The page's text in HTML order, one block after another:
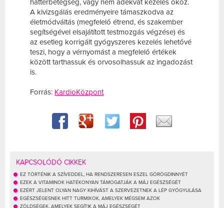
háttérbetegség, vagy nem adekvát kezelés okoz.
A kivizsgálás eredményeire támaszkodva az
életmódváltás (megfelelő étrend, és szakember
segítségével elsajátított testmozgás végzése) és
az esetleg korrigált gyógyszeres kezelés lehetővé
teszi, hogy a vérnyomást a megfelelő értékek
között tarthassuk és orvosolhassuk az ingadozást
is.
Forrás: KardioKözpont
KAPCSOLÓDÓ CIKKEK
EZ TÖRTÉNIK A SZÍVEDDEL, HA RENDSZERESEN ESZEL GÖRÖGDINNYÉT
EZEK A VITAMINOK HATÉKONYAN TÁMOGATJÁK A MÁJ EGÉSZSÉGÉT
EZÉRT JELENT OLYAN NAGY KIHÍVÁST A SZERVEZETNEK A LÉP GYÓGYULÁSA
EGÉSZSÉGESNEK HITT TURMIXOK, AMELYEK MÉGSEM AZOK
ZÖLDSÉGEK, AMELYEK SEGÍTIK A MÁJ EGÉSZSÉGÉT